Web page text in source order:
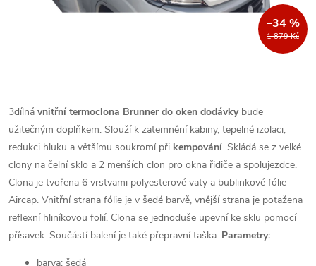
1 879 Kč
–34 %
3dílná vnitřní termoclona Brunner do oken dodávkybude
užitečným doplňkem. Slouží k zatemnění kabiny, tepelné izolaci,
redukci hluku a většímu soukromí při kempování. Skládá se z velké
clony na čelní sklo a 2 menších clon pro okna řidiče a spolujezdce.
Clona je tvořena 6 vrstvami polyesterové vaty a bublinkové fólie
Aircap. Vnitřní strana fólie je v šedé barvě, vnější strana je potažena
reflexní hliníkovou folií. Clona se jednoduše upevní ke sklu pomocí
přísavek. Součástí balení je také přepravní taška. Parametry:
barva: šedá